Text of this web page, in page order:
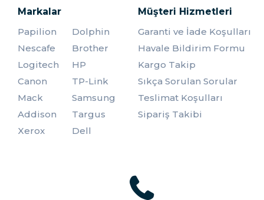
Markalar
Papilion
Dolphin
Nescafe
Brother
Logitech
HP
Canon
TP-Link
Mack
Samsung
Addison
Targus
Xerox
Dell
Müşteri Hizmetleri
Garanti ve İade Koşulları
Havale Bildirim Formu
Kargo Takip
Sıkça Sorulan Sorular
Teslimat Koşulları
Sipariş Takibi